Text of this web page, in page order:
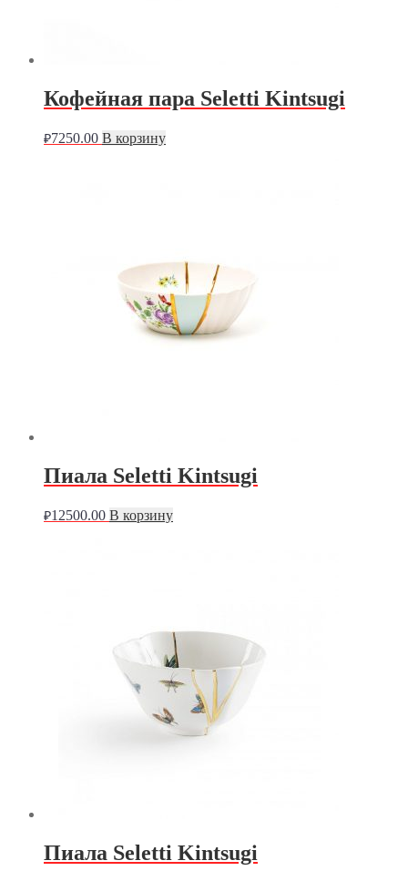
Кофейная пара Seletti Kintsugi
₽7250.00 В корзину
Пиала Seletti Kintsugi
₽12500.00 В корзину
Пиала Seletti Kintsugi